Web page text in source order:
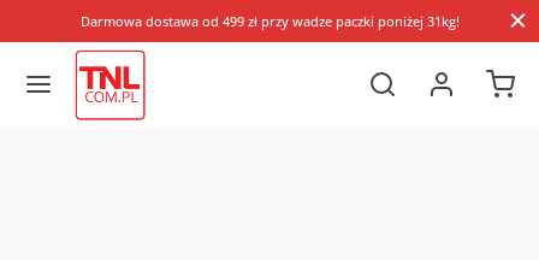
Darmowa dostawa od 499 zł przy wadze paczki poniżej 31kg!